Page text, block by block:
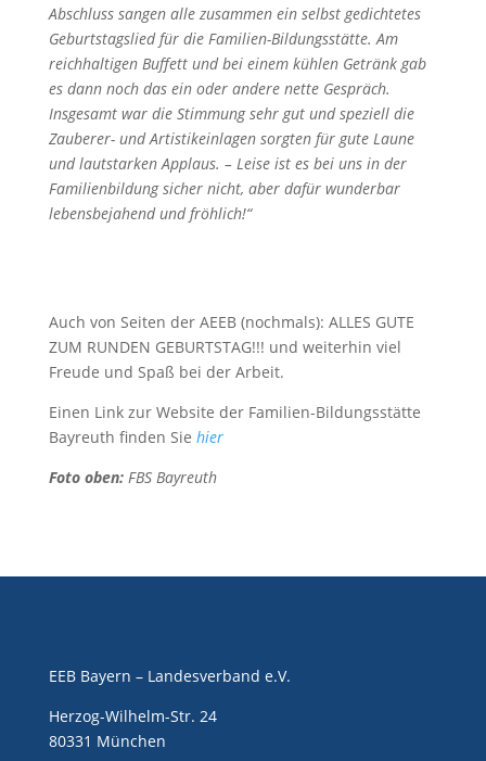
Abschluss sangen alle zusammen ein selbst gedichtetes
Geburtstagslied für die Familien-Bildungsstätte. Am
reichhaltigen Buffett und bei einem kühlen Getränk gab
es dann noch das ein oder andere nette Gespräch.
Insgesamt war die Stimmung sehr gut und speziell die
Zauberer- und Artistikeinlagen sorgten für gute Laune
und lautstarken Applaus. – Leise ist es bei uns in der
Familienbildung sicher nicht, aber dafür wunderbar
lebensbejahend und fröhlich!“
Auch von Seiten der AEEB (nochmals): ALLES GUTE
ZUM RUNDEN GEBURTSTAG!!! und weiterhin viel
Freude und Spaß bei der Arbeit.
Einen Link zur Website der Familien-Bildungsstätte
Bayreuth finden Sie hier
Foto oben:FBS Bayreuth
EEB Bayern – Landesverband e.V.
Herzog-Wilhelm-Str. 24
80331 München